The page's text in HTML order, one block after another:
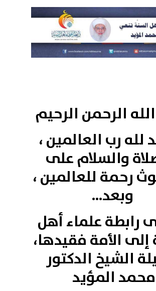
الرحمن الرحيم
لله رب العالمين ،
والسلام على
رحمة للعالمين ،
وبعد...
رابطة علماء أهل
إلى الأمة فقيدها،
الشيخ الدكتور
محمد المؤيد